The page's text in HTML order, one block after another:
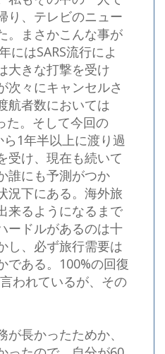
り、テレビのニュー
。まさかこんな事が
にはSARS流行によ
大きな打撃を受け
次々にキャンセルさ
航者数においては
た。そして今回の
1年半以上に渡り過
受け、現在も続いて
誰にも予測がつか
況下にある。海外旅
来るようになるまで
ードルがあるのは十
し、必ず旅行需要は
である。100%の回復
われているが、その
長かったためか、